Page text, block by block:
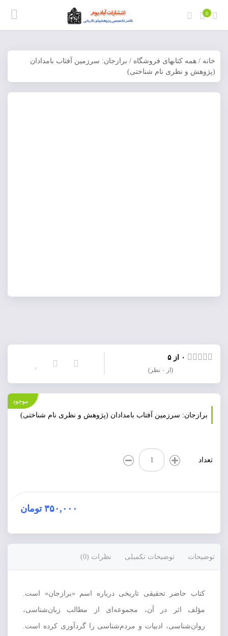
0
خانه / همه کتابهای فروشگاه / برازجان: سرزمین آفتاب بامدادان
(پژوهش و نظری نام شناختی)
(از ۰ نظر)
برازجان: سرزمین آفتاب بامدادان (پژوهش و نظری نام شناختی)
موجود
تعداد
برازجان:
سرزمین
۳۵۰,۰۰۰ تومان
توضیحات توضیحات تکمیلی نظرات (0)
کتاب حاضر تحقیقی تاریخی درباره اسم «برازجان» است.
مؤلف اثر در آن، مجموعه‌ای از مطالب زبان‌شناسی،
روان‌شناسی، ادبیات و مردم‌شناسی را گردآوری کرده است.